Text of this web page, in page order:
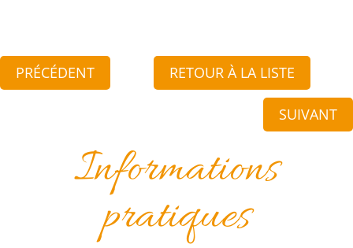
PRÉCÉDENT RETOUR À LA LISTE
SUIVANT
Informations
pratiques